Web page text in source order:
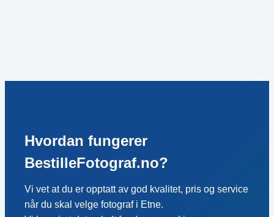
Hvordan fungerer
BestilleFotograf.no?
Vi vet at du er opptatt av god kvalitet, pris og service
når du skal velge fotograf i Etne.